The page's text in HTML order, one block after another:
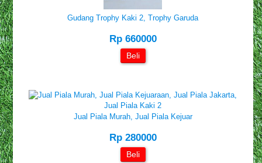
Gudang Trophy Kaki 2, Trophy Garuda
Rp 660000
Beli
Jual Piala Murah, Jual Piala Kejuar
Rp 280000
Beli